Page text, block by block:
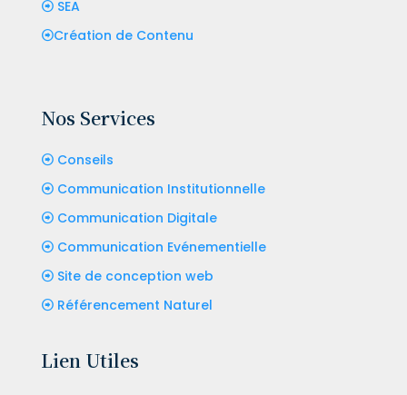
SEA
Création de Contenu
Nos Services
Conseils
Communication Institutionnelle
Communication Digitale
Communication Evénementielle
Site de conception web
Référencement Naturel
Lien Utiles